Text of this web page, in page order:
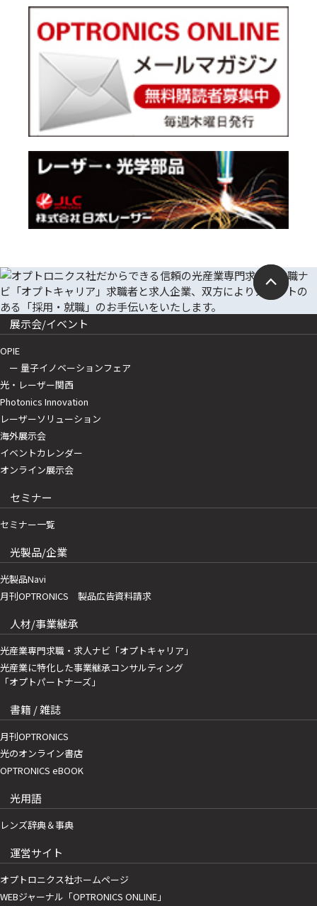
展示会/イベント
OPIE
ー 量子イノベーションフェア
光・レーザー関西
Photonics Innovation
レーザーソリューション
海外展示会
イベントカレンダー
オンライン展示会
セミナー
セミナー一覧
光製品/企業
光製品Navi
月刊OPTRONICS 製品広告資料請求
人材/事業継承
光産業専門求職・求人ナビ「オプトキャリア」
光産業に特化した事業継承コンサルティング
「オプトパートナーズ」
書籍 / 雑誌
月刊OPTRONICS
光のオンライン書店
OPTRONICS eBOOK
光用語
レンズ辞典＆事典
運営サイト
オプトロニクス社ホームページ
WEBジャーナル「OPTRONICS ONLINE」